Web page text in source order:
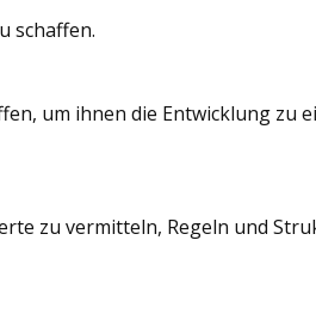
schaffen.
um ihnen die Entwicklung zu
zu vermitteln, Regeln und